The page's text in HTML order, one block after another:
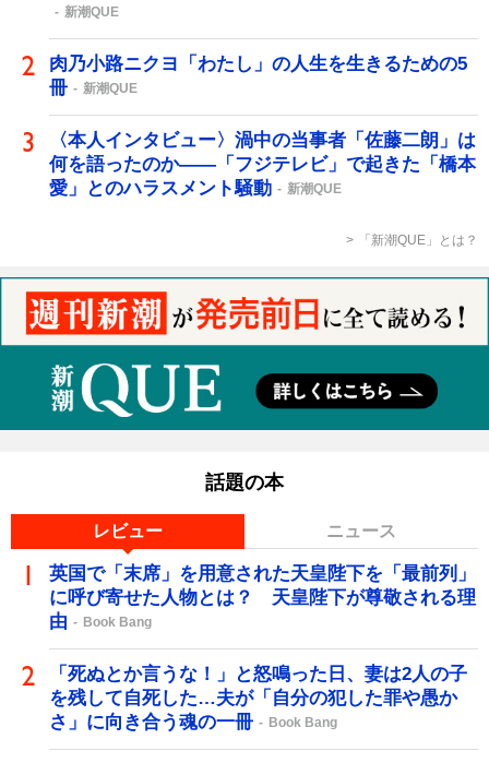
新潮QUE
肉乃小路ニクヨ「わたし」の人生を生きるための5
冊
新潮QUE
〈本人インタビュー〉渦中の当事者「佐藤二朗」は
何を語ったのか――「フジテレビ」で起きた「橋本
愛」とのハラスメント騒動
新潮QUE
「新潮QUE」とは？
話題の本
レビュー ニュース
英国で「末席」を用意された天皇陛下を「最前列」
に呼び寄せた人物とは？ 天皇陛下が尊敬される理
由
Book Bang
「死ぬとか言うな！」と怒鳴った日、妻は2人の子
を残して自死した…夫が「自分の犯した罪や愚か
さ」に向き合う魂の一冊
Book Bang